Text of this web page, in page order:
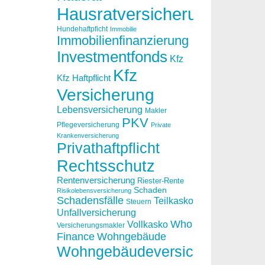
Hausratversicherung
Hundehaftpficht Immobilie
Immobilienfinanzierung
Investmentfonds Kfz
Kfz Haftpflicht Kfz
Versicherung
Lebensversicherung Makler
Pflegeversicherung PKV Private
Krankenversicherung
Privathaftpflicht
Rechtsschutz
Rentenversicherung Riester-Rente
Risikolebensversicherung Schaden
Schadensfälle Steuern Teilkasko
Unfallversicherung
Versicherungsmakler Vollkasko Who
Finance Wohngebäude
Wohngebäudeversicherung